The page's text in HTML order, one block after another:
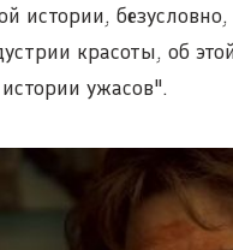
истории,
красоты, об
ужасов".